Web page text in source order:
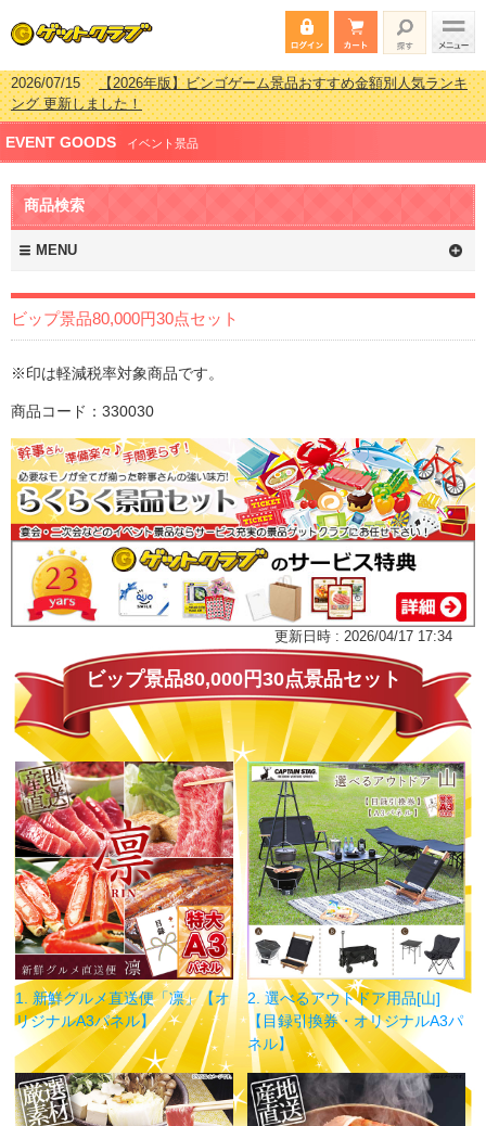
2026/07/15【2026年版】ビンゴゲーム景品おすすめ金額別人気ランキ
ング 更新しました！
2026/04/03【2026年版】ゴルフコンペ景品 3000円未満［2000円～
2999円編］もらってうれしい人気ラ…
2026/02/16【2026年版】結婚式の二次会で貰って嬉しい景品とは？ 更
新しました！
2026/02/03
2999円編］もらってうれしい人気ラ…
EVENT GOODS イベント景品
商品検索
MENU
ビップ景品80,000円30点セット
※印は軽減税率対象商品です。
商品コード：330030
更新日時 : 2026/04/17 17:34
ビップ景品80,000円30点景品セット
1. 新鮮グルメ直送便「凛」【オ
リジナルA3パネル】
2. 選べるアウトドア用品[山]
【目録引換券・オリジナルA3パ
ネル】